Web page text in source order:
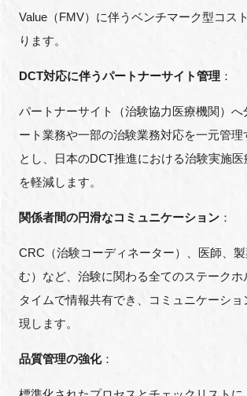
Value（FMV）に伴うベンチマーク型コス
ります。
DCT対応に伴うパートナーサイト管理：
パートナーサイト（治験協力医療機関）へ
ート業務や一部の治験業務対応を一元管
とし、日本のDCT推進における治験実施
を軽減します。
関係者間の円滑なコミュニケーション：
CRC（治験コーディネーター）、医師、
む）など、治験に関わる全てのステークホ
タイムで情報共有でき、コミュニケーショ
現します。
品質管理の強化：